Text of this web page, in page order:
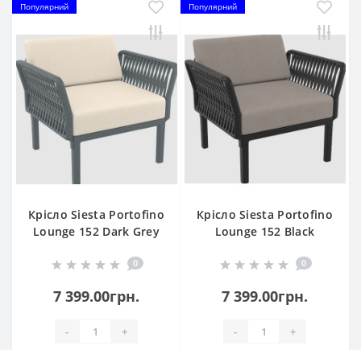
Популярний
Крісло Siesta Portofino
Lounge 152 Dark Grey
0
7 399.00грн.
- +
Популярний
Крісло Siesta Portofino
Lounge 152 Black
0
7 399.00грн.
- +